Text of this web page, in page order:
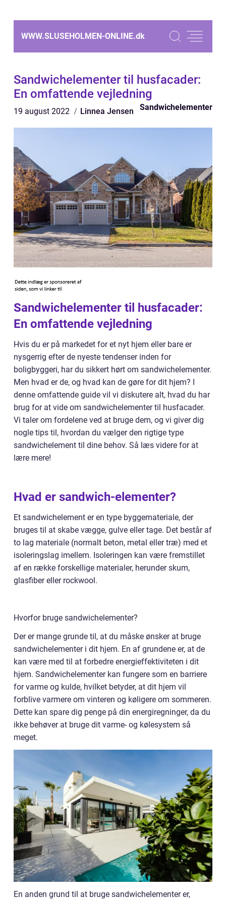
WWW.SLUSEHOLMEN-ONLINE.dk
Sandwichelementer til husfacader:
En omfattende vejledning
19 august 2022 Linnea Jensen Sandwichelementer
Sandwichelementer til husfacader:
En omfattende vejledning
Hvis du er på markedet for et nyt hjem eller bare er
nysgerrig efter de nyeste tendenser inden for
boligbyggeri, har du sikkert hørt om sandwichelementer.
Men hvad er de, og hvad kan de gøre for dit hjem? I
denne omfattende guide vil vi diskutere alt, hvad du har
brug for at vide om sandwichelementer til husfacader.
Vi taler om fordelene ved at bruge dem, og vi giver dig
nogle tips til, hvordan du vælger den rigtige type
sandwichelement til dine behov. Så læs videre for at
lære mere!
Hvad er sandwich-elementer?
Et sandwichelement er en type byggemateriale, der
bruges til at skabe vægge, gulve eller tage. Det består af
to lag materiale (normalt beton, metal eller træ) med et
isoleringslag imellem. Isoleringen kan være fremstillet
af en række forskellige materialer, herunder skum,
glasfiber eller rockwool.
Hvorfor bruge sandwichelementer?
Der er mange grunde til, at du måske ønsker at bruge
sandwichelementer i dit hjem. En af grundene er, at de
kan være med til at forbedre energieffektiviteten i dit
hjem. Sandwichelementer kan fungere som en barriere
for varme og kulde, hvilket betyder, at dit hjem vil
forblive varmere om vinteren og køligere om sommeren.
Dette kan spare dig penge på din energiregninger, da du
ikke behøver at bruge dit varme- og kølesystem så
meget.
En anden grund til at bruge sandwichelementer er,